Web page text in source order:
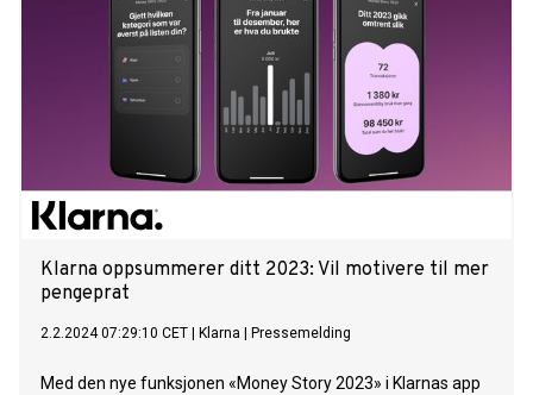
Klarna oppsummerer ditt 2023: Vil motivere til mer
pengeprat
2.2.2024 07:29:10 CET Klarna Pressemelding
Med den nye funksjonen «Money Story 2023» i Klarnas app